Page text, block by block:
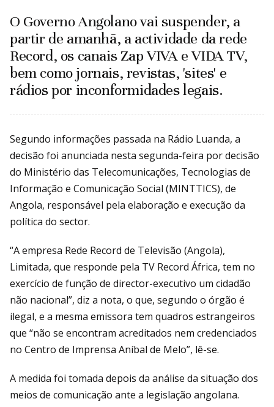
O Governo Angolano vai suspender, a
partir de amanhã, a actividade da rede
Record, os canais Zap VIVA e VIDA TV,
bem como jornais, revistas, 'sites' e
rádios por inconformidades legais.
Segundo informações passada na Rádio Luanda, a
decisão foi anunciada nesta segunda-feira por decisão
do Ministério das Telecomunicações, Tecnologias de
Informação e Comunicação Social (MINTTICS), de
Angola, responsável pela elaboração e execução da
política do sector.
“A empresa Rede Record de Televisão (Angola),
Limitada, que responde pela TV Record África, tem no
exercício de função de director-executivo um cidadão
não nacional”, diz a nota, o que, segundo o órgão é
ilegal, e a mesma emissora tem quadros estrangeiros
que “não se encontram acreditados nem credenciados
no Centro de Imprensa Aníbal de Melo”, lê-se.
A medida foi tomada depois da análise da situação dos
meios de comunicação ante a legislação angolana.